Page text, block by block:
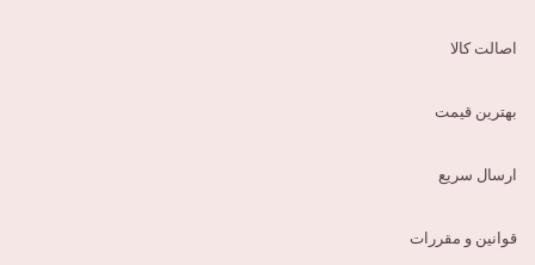
اصالت کالا
بهترین قیمت
ارسال سریع
قوانین و مقررات